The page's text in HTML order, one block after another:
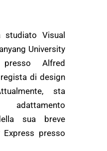
studiato Visual
University
Alfred
di design
sta
adattamento
sua breve
Express presso